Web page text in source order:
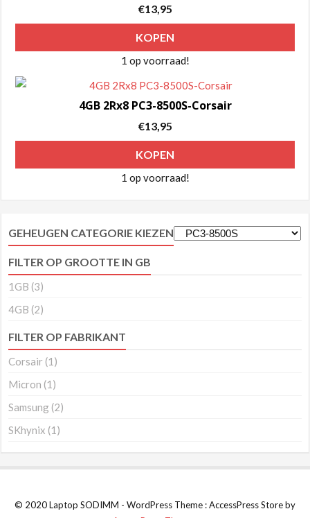
€13,95
KOPEN
1 op voorraad!
4GB 2Rx8 PC3-8500S-Corsair
€13,95
KOPEN
1 op voorraad!
GEHEUGEN CATEGORIE KIEZEN
FILTER OP GROOTTE IN GB
1GB (3)
4GB (2)
FILTER OP FABRIKANT
Corsair (1)
Micron (1)
Samsung (2)
SKhynix (1)
© 2020 Laptop SODIMM - WordPress Theme : AccessPress Store by